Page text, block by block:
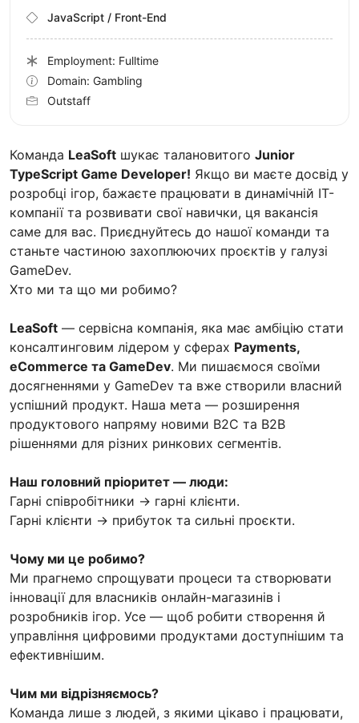
Команда LeaSoft шукає талановитого Junior
TypeScript Game Developer! Якщо ви маєте досвід у
розробці ігор, бажаєте працювати в динамічній ІТ-
компанії та розвивати свої навички, ця вакансія
саме для вас. Приєднуйтесь до нашої команди та
станьте частиною захоплюючих проєктів у галузі
GameDev.
Хто ми та що ми робимо?
LeaSoft — сервісна компанія, яка має амбіцію стати
консалтинговим лідером у сферах Payments,
eCommerce та GameDev. Ми пишаємося своїми
досягненнями у GameDev та вже створили власний
успішний продукт. Наша мета — розширення
продуктового напряму новими B2C та B2B
рішеннями для різних ринкових сегментів.
Наш головний пріоритет — люди:
Гарні співробітники → гарні клієнти.
Гарні клієнти → прибуток та сильні проєкти.
Чому ми це робимо?
Ми прагнемо спрощувати процеси та створювати
інновації для власників онлайн-магазинів і
розробників ігор. Усе — щоб робити створення й
управління цифровими продуктами доступнішим та
ефективнішим.
Чим ми відрізняємось?
Команда лише з людей, з якими цікаво і працювати,
JavaScript / Front-End
Employment: Fulltime
Domain: Gambling
Outstaff